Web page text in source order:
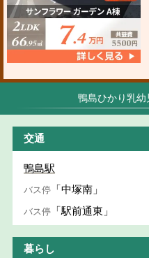
鴨島ひかり乳
交通
鴨島駅
バス停 「中塚南」
バス停 「駅前通東」
暮らし